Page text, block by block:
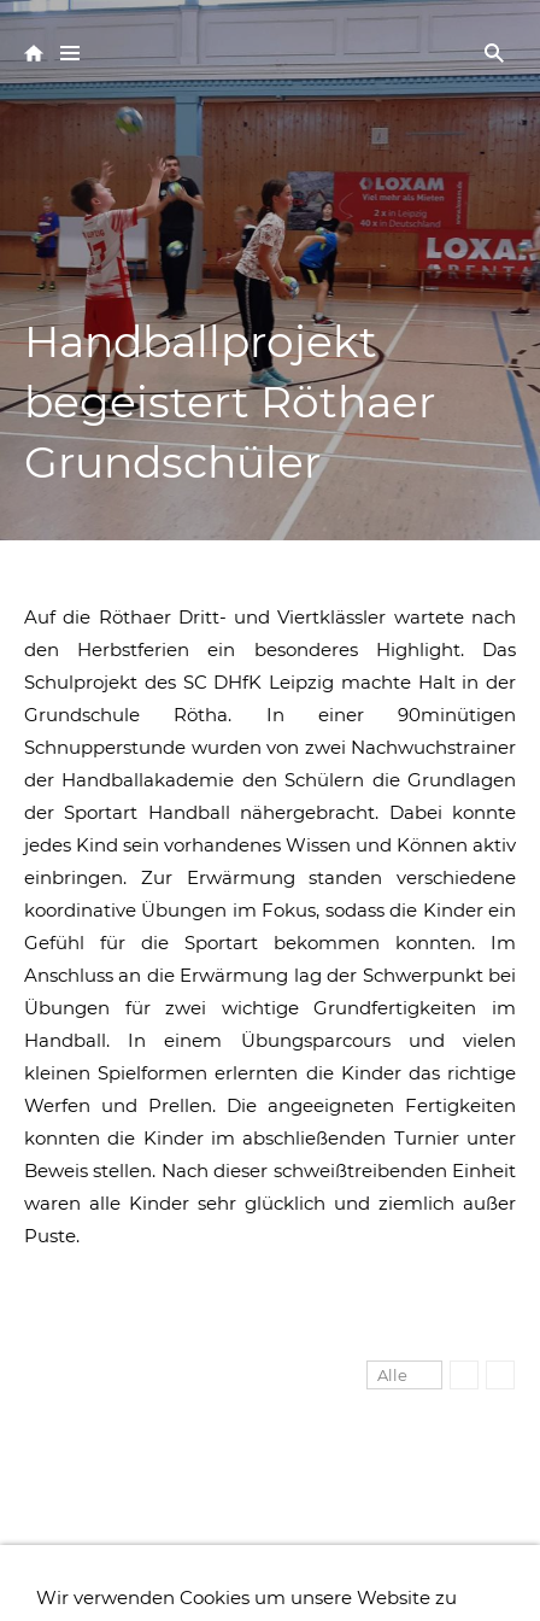
Handballprojekt
begeistert Röthaer
Grundschüler
Auf die Röthaer Dritt- und Viertklässler wartete nach
den Herbstferien ein besonderes Highlight. Das
Schulprojekt des SC DHfK Leipzig machte Halt in der
Grundschule Rötha. In einer 90minütigen
Schnupperstunde wurden von zwei Nachwuchstrainer
der Handballakademie den Schülern die Grundlagen
der Sportart Handball nähergebracht. Dabei konnte
jedes Kind sein vorhandenes Wissen und Können aktiv
einbringen. Zur Erwärmung standen verschiedene
koordinative Übungen im Fokus, sodass die Kinder ein
Gefühl für die Sportart bekommen konnten. Im
Anschluss an die Erwärmung lag der Schwerpunkt bei
Übungen für zwei wichtige Grundfertigkeiten im
Handball. In einem Übungsparcours und vielen
kleinen Spielformen erlernten die Kinder das richtige
Werfen und Prellen. Die angeeigneten Fertigkeiten
konnten die Kinder im abschließenden Turnier unter
Beweis stellen. Nach dieser schweißtreibenden Einheit
waren alle Kinder sehr glücklich und ziemlich außer
Puste.
Alle
Wir verwenden Cookies um unsere Website zu